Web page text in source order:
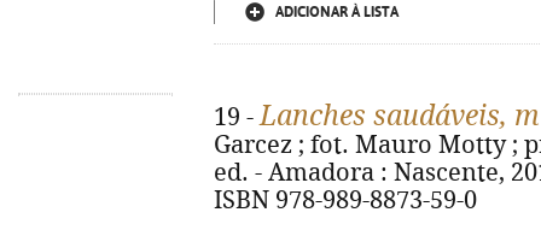
ADICIONAR À LISTA
19 -Lanches saudáveis,
Garcez ; fot. Mauro Motty ;
ed. - Amadora : Nascente,
ISBN 978-989-8873-59-0